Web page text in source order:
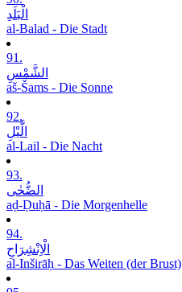
الْبَلَدِ
al-Balad - Die Stadt
91.
الشَّمْسِ
aš-Šams - Die Sonne
92.
الَّیْلِ
al-Lail - Die Nacht
93.
الضُّحٰی
aḍ-Ḍuḥā - Die Morgenhelle
94.
الْاِنْشِرَاحِ
al-Inširāḥ - Das Weiten (der Brust)